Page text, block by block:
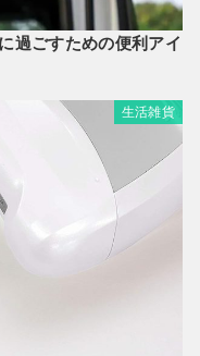
過ごすための便利アイ
生活雑貨